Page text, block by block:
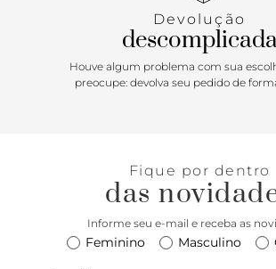
Devolução
Houve algum problema com sua
preocupe: devolva seu pedido de
Fique por dentro
das
Informe seu e-mail e receba as
Feminino Masculino